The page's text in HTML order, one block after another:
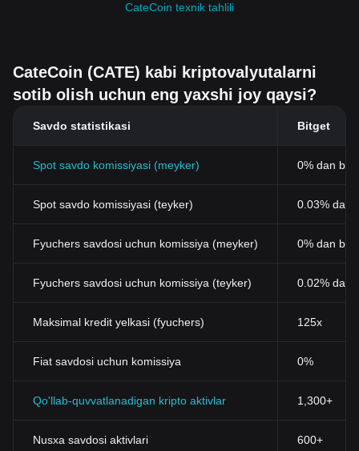
CateCoin texnik tahlili
CateCoin (CATE) kabi kriptovalyutalarni
sotib olish uchun eng yaxshi joy qaysi?
Savdo statistikasi Bitget
Spot savdo komissiyasi (meyker) 0% dan
Spot savdo komissiyasi (teyker) 0.03% dan
Fyuchers savdosi uchun komissiya (meyker) 0% dan
Fyuchers savdosi uchun komissiya (teyker) 0.02% dan
Maksimal kredit yelkasi (fyuchers) 125x
Fiat savdosi uchun komissiya 0%
Qo'llab-quvvatlanadigan kripto aktivlar 1,300+
Nusxa savdosi aktivlari 600+